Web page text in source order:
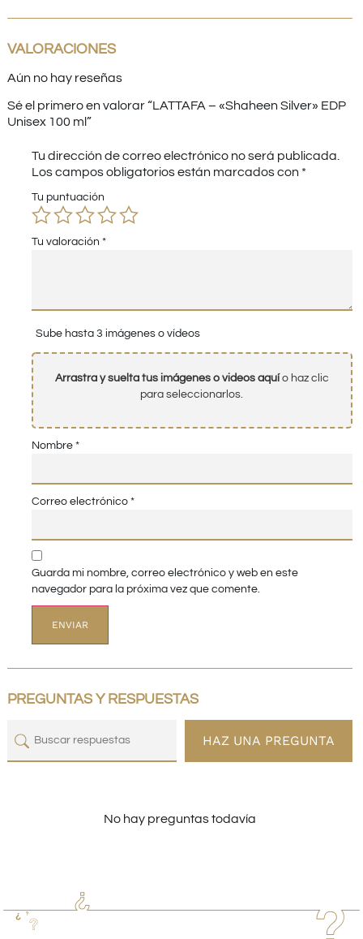
VALORACIONES
Aún no hay reseñas
Sé el primero en valorar “LATTAFA – «Shaheen Silver» EDP
Unisex 100 ml”
Tu dirección de correo electrónico no será publicada.
Los campos obligatorios están marcados con *
Tu puntuación
Tu valoración *
Sube hasta 3 imágenes o vídeos
Arrastra y suelta tus imágenes o videos aquío haz clic
para seleccionarlos.
Nombre *
Correo electrónico *
Guarda mi nombre, correo electrónico y web en este
navegador para la próxima vez que comente.
PREGUNTAS Y RESPUESTAS
HAZ UNA PREGUNTA
No hay preguntas todavía